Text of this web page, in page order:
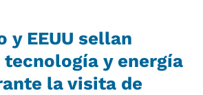
y EEUU sellan
tecnología y energía
la visita de